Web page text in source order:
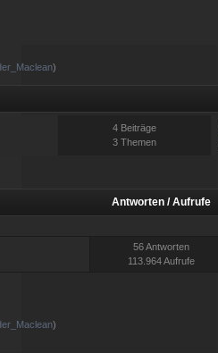
)
4 Beiträge
3 Themen
Antworten/Aufrufe
56 Antworten
113.964 Aufrufe
)